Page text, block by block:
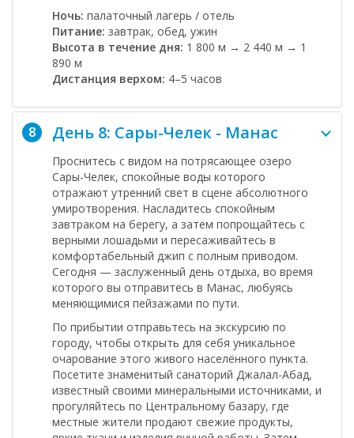
Ночь: палаточный лагерь / отель
Питание: завтрак, обед, ужин
Высота в течение дня: 1 800 м → 2 440 м → 1
890 м
Дистанция верхом: 4–5 часов
День 8: Сары-Челек - Манас
8
Проснитесь с видом на потрясающее озеро
Сары-Челек, спокойные воды которого
отражают утренний свет в сцене абсолютного
умиротворения. Насладитесь спокойным
завтраком на берегу, а затем попрощайтесь с
верными лошадьми и пересаживайтесь в
комфортабельный джип с полным приводом.
Сегодня — заслуженный день отдыха, во время
которого вы отправитесь в Манас, любуясь
меняющимися пейзажами по пути.
По прибытии отправьтесь на экскурсию по
городу, чтобы открыть для себя уникальное
очарование этого живого населённого пункта.
Посетите знаменитый санаторий Джалал-Абад,
известный своими минеральными источниками, и
прогуляйтесь по Центральному базару, где
местные жители продают свежие продукты,